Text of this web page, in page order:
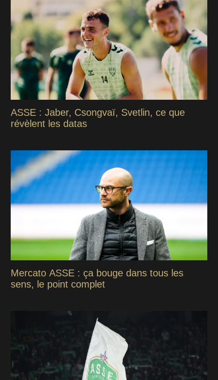
ASSE : Jaber, Csongvaï, Svetlin, ce que
révèlent les datas
Mercato ASSE : ça bouge dans tous les
sens, le point complet